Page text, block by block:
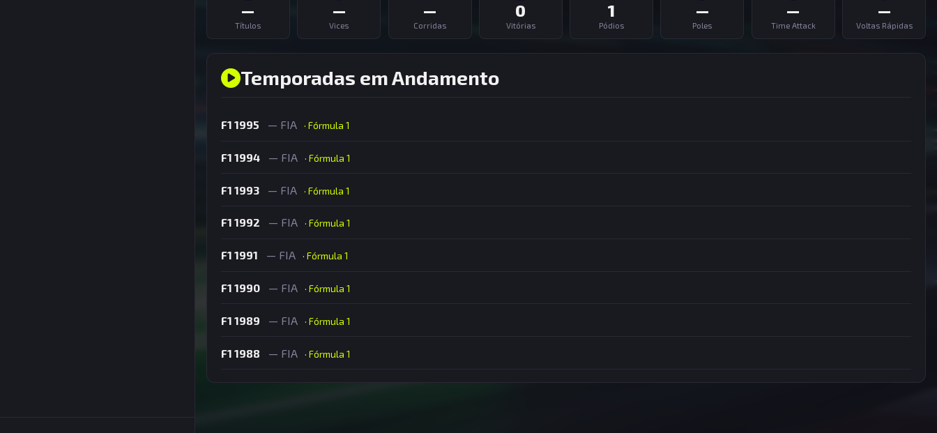
—
Títulos
—
Vices
—
Corridas
0
Vitórias
1
Pódios
—
Poles
—
Time Attack
—
Voltas Rápidas
Temporadas em Andamento
F1 1995 — FIA · Fórmula 1
F1 1994 — FIA · Fórmula 1
F1 1993 — FIA · Fórmula 1
F1 1992 — FIA · Fórmula 1
F1 1991 — FIA · Fórmula 1
F1 1990 — FIA · Fórmula 1
F1 1989 — FIA · Fórmula 1
F1 1988 — FIA · Fórmula 1